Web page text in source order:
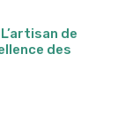
de
des